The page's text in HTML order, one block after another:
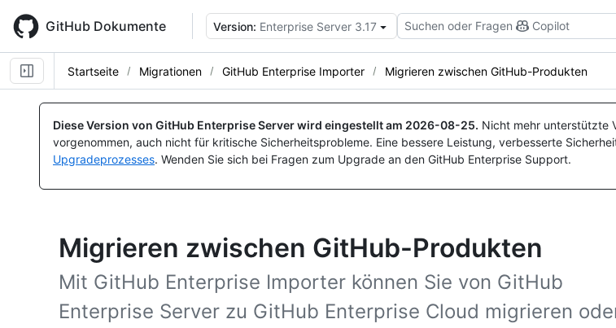
main
content
GitHub Dokumente Version: Enterprise Server 3.17 Suchen oder Fragen Copilot
Startseite Migrationen GitHub Enterprise Importer Migrieren zwischen GitHub-Produkten
Diese Version von GitHub Enterprise Server wird eingestellt am 2026-08-25. Nicht mehr unterstützte
vorgenommen, auch nicht für kritische Sicherheitsprobleme. Eine bessere Leistung, verbesserte
Upgradeprozesses. Wenden Sie sich bei Fragen zum Upgrade an den GitHub Enterprise Support.
Migrieren zwischen GitHub-Produkten
Mit GitHub Enterprise Importer können Sie von GitHub
Enterprise Server zu GitHub Enterprise Cloud migrieren